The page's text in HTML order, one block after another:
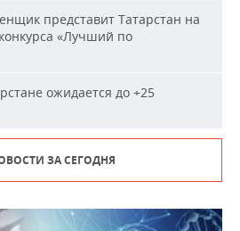
представит Татарстан на
«Лучший по
ожидается до +25
ЗА СЕГОДНЯ